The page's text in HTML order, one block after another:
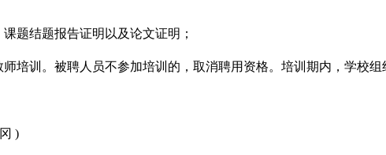
题结题报告证明以及论文证明；
培训。被聘人员不参加培训的，取消聘用资格。培训期内，学校
)